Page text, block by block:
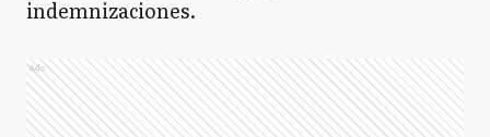
indemnizaciones.
Ads